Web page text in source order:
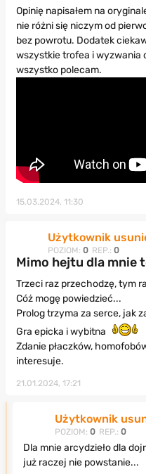
Opinię napisałem na
nie różni się niczym od
bez powrotu. Dodatek
wszystkie trofea i wyzwania
wszystko polecam.
15.03.2024, 11:30
Użytkownik
POZIOM: 0 REP.: 0
Mimo hejtu dla mnie
Trzeci raz przechodzę, tym
Cóż mogę powiedzieć...
Prolog trzyma za serce, jak
Gra epicka i wybitna
Zdanie płaczków,
interesuje.
21.01.2024, 17:21
Użytkownik
POZIOM: 0 REP.: 0
Dla mnie arcydzieło dla
już raczej nie powstanie...